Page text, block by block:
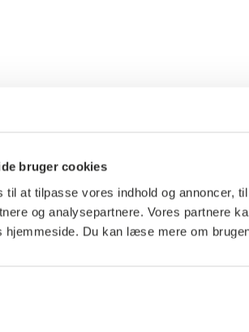
bruger cookies
til at tilpasse vores indhold og annoncer,
og analysepartnere. Vores partnere
hjemmeside. Du kan læse mere om